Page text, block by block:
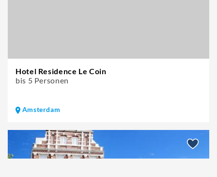
Hotel Residence Le Coin
bis 5 Personen
Amsterdam